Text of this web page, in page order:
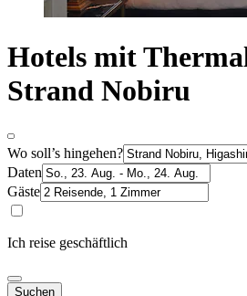
Hotels mit
Strand Nobiru
Wo soll’s hingehen?
Daten
Gäste
Ich reise geschäftlich
Suchen